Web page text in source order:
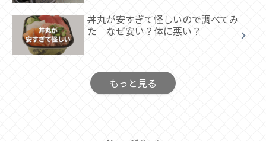
丼丸が安すぎて怪しいので調べてみ
た｜なぜ安い？体に悪い？
もっと見る